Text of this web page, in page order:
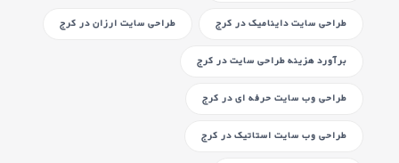
طراحی سایت داینامیکدر کرج طراحی سایت ارزاندر کرج
برآورد هزینه طراحی سایتدر کرج
طراحی وب سایت حرفه ایدر کرج
طراحی وب سایت استاتیکدر کرج